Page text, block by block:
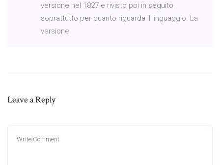
versione nel 1827 e rivisto poi in seguito,
soprattutto per quanto riguarda il linguaggio. La
versione
Leave a Reply